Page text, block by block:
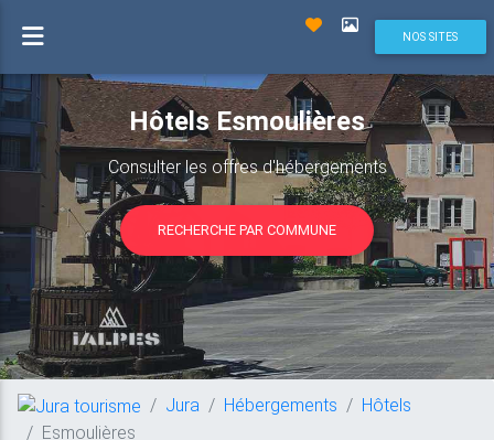
NOS SITES
Hôtels Esmoulières
Consulter les offres d'hébergements
RECHERCHE PAR COMMUNE
Jura Hébergements
Hôtels
Esmoulières